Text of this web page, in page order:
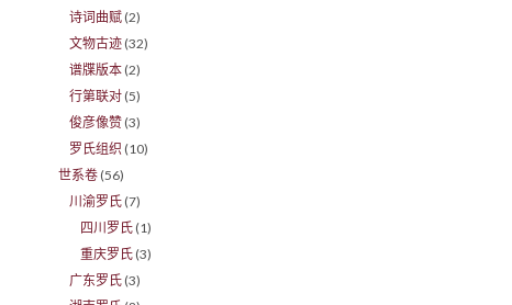
诗词曲赋 (2)
文物古迹 (32)
谱牒版本 (2)
行第联对 (5)
俊彦像赞 (3)
罗氏组织 (10)
世系卷 (56)
川渝罗氏 (7)
四川罗氏 (1)
重庆罗氏 (3)
广东罗氏 (3)